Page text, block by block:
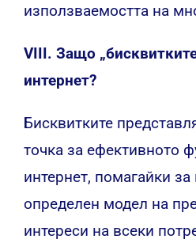
използваемостта на
VIII. Защо
интернет?
Бисквитките
точка за ефективното
интернет, помагайки за
определен модел на
интереси на всеки